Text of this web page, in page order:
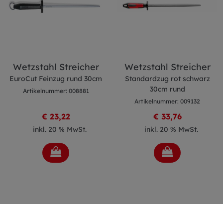
Wetzstahl Streicher
EuroCut Feinzug rund 30cm
Artikelnummer: 008881
€ 23,22
inkl. 20 % MwSt.
Wetzstahl Streicher
Standardzug rot schwarz
30cm rund
Artikelnummer: 009132
€ 33,76
inkl. 20 % MwSt.